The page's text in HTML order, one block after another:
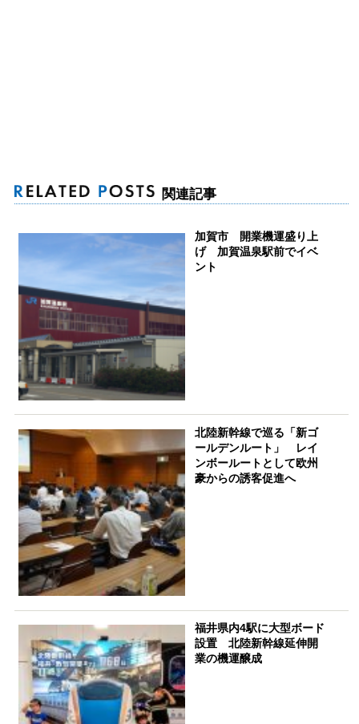
関連記事
加賀市 開業機運盛り上
げ 加賀温泉駅前でイベ
ント
北陸新幹線で巡る「新ゴ
ールデンルート」 レイ
ンボールートとして欧州
豪からの誘客促進へ
福井県内4駅に大型ボード
設置 北陸新幹線延伸開
業の機運醸成